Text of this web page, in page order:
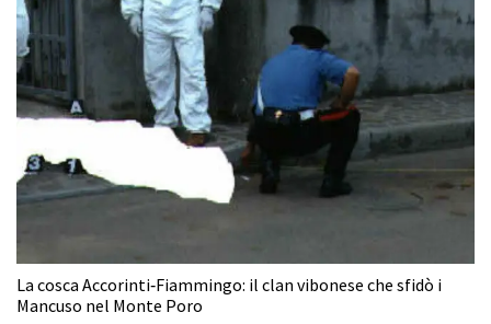
La cosca Accorinti‑Fiammingo: il clan vibonese che sfidò i
Mancuso nel Monte Poro